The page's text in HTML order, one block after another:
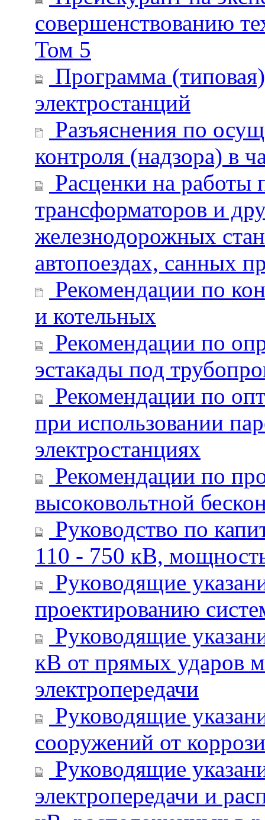
совершенствованию
Том 5
Программа
электростанций
Разъяснения по
контроля (надзора) в
Расценки на работы
трансформаторов и
железнодорожных
автопоездах, санных
Рекомендации по
и котельных
Рекомендации по
эстакады под
Рекомендации по
при использовании
электростанциях
Рекомендации по
высоковольтной
Руководство по
110 - 750 кВ,
Руководящие
проектированию
Руководящие
кВ от прямых ударов
электропередачи
Руководящие
сооружений от
Руководящие
электропередачи и